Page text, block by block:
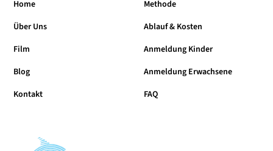
Home
Über Uns
Film
Blog
Kontakt
Methode
Ablauf & Kosten
Anmeldung Kinder
Anmeldung Erwachsene
FAQ